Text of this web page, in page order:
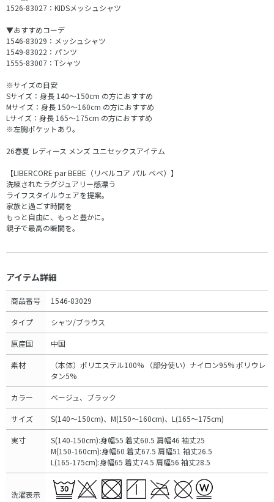
1526-83027：KIDSメッシュシャツ
▼おすすめコーデ
1546-83029：メッシュシャツ
1549-83022：パンツ
1555-83007：Tシャツ
※サイズの目安
Sサイズ：身長 140～150cm の方におすすめ
Mサイズ：身長 150～160cm の方におすすめ
Lサイズ：身長 165～175cm の方におすすめ
※左胸ポケットあり。
26春夏 レディース メンズ ユニセックスアイテム
【LIBERCORE par BEBE（リベルコア パル ベベ）】
洗練されたラグジュアリー感漂う
ライフスタイルウェアを提案。
家族と過ごす時間を
もっと自由に、もっと豊かに。
親子で最高の瞬間を。
アイテム詳細
商品番号 1546-83029
タイプ シャツ/ブラウス
原産国 中国
素材
（本体）ポリエステル100% （部分使い）ナイロン95% ポリウレ
タン5%
カラー ベージュ、ブラック
サイズ S(140～150cm)、M(150～160cm)、L(165～175cm)
実寸
S(140-150cm):身幅55 着丈60.5 肩幅46 袖丈25
M(150-160cm):身幅60 着丈67.5 肩幅51 袖丈26.5
L(165-175cm):身幅65 着丈74.5 肩幅56 袖丈28.5
洗濯表示